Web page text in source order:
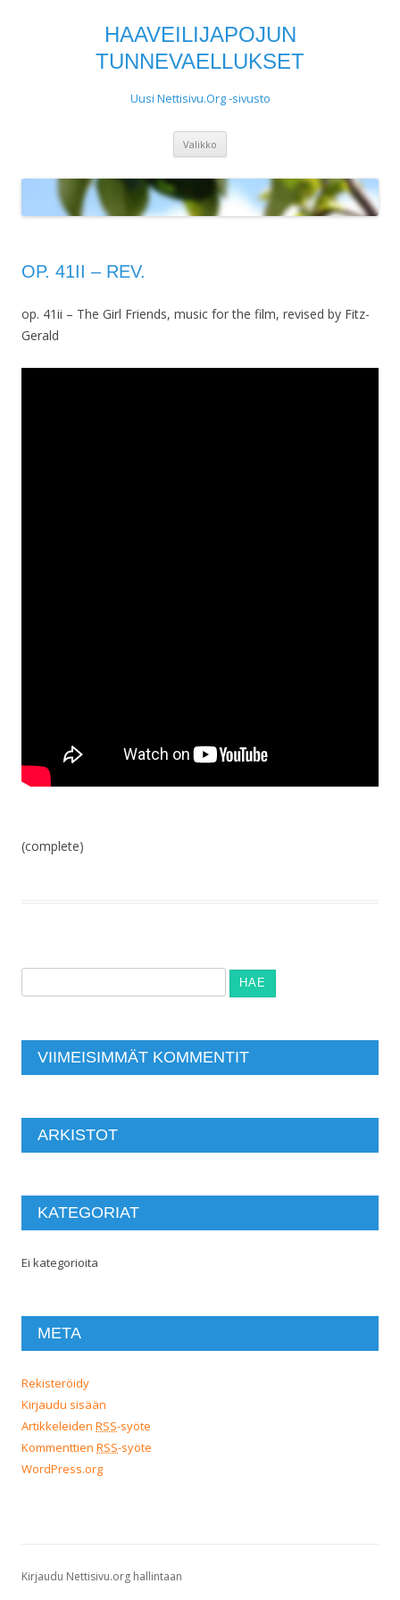
HAAVEILIJAPOJUN
TUNNEVAELLUKSET
Uusi Nettisivu.Org -sivusto
Valikko
OP. 41II – REV.
op. 41ii – The Girl Friends, music for the film, revised by Fitz-
Gerald
(complete)
VIIMEISIMMÄT KOMMENTIT
ARKISTOT
KATEGORIAT
Ei kategorioita
META
Rekisteröidy
Kirjaudu sisään
Artikkeleiden RSS-syöte
Kommenttien RSS-syöte
WordPress.org
Kirjaudu Nettisivu.org hallintaan